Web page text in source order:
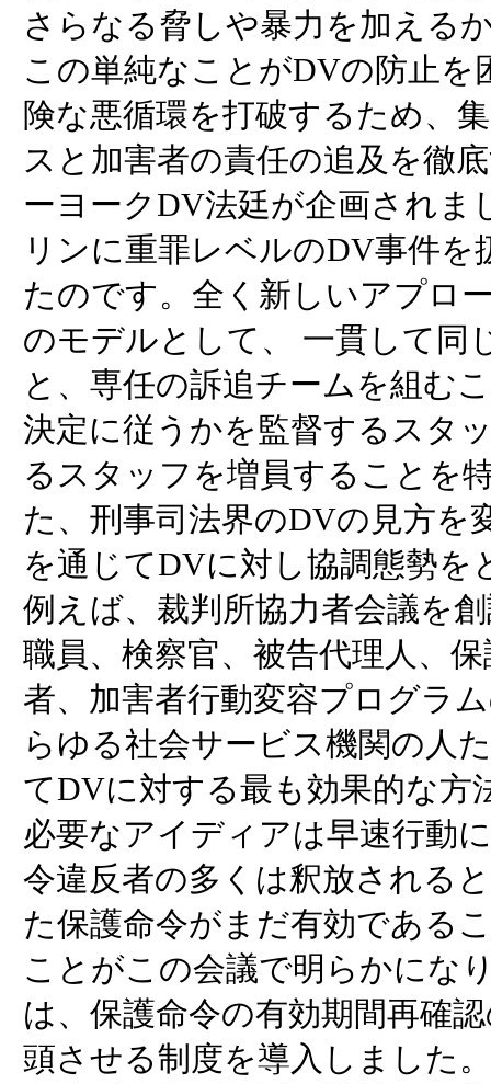
さらなる脅しや暴力を加える
この単純なことがDVの防止を
険な悪循環を打破するため、
スと加害者の責任の追及を徹
ーヨークDV法廷が企画されま
リンに重罪レベルのDV事件を
たのです。全く新しいアプロ
のモデルとして、 一貫して同
と、専任の訴追チームを組む
決定に従うかを監督するスタ
るスタッフを増員することを
た、刑事司法界のDVの見方を
を通じてDVに対し協調態勢を
例えば、裁判所協力者会議を
職員、検察官、被告代理人、
者、加害者行動変容プログラ
らゆる社会サービス機関の人
てDVに対する最も効果的な方
必要なアイディアは早速行動
令違反者の多くは釈放される
た保護命令がまだ有効である
ことがこの会議で明らかにな
は、保護命令の有効期間再確
頭させる制度を導入しました